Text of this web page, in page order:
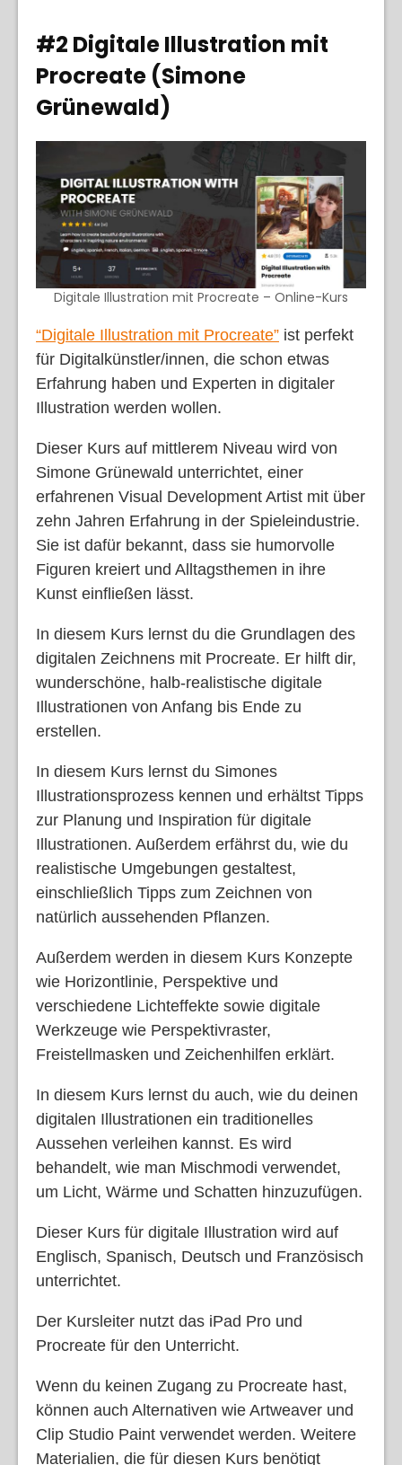
#2 Digitale Illustration mit
Procreate (Simone
Grünewald)
Digitale Illustration mit Procreate – Online-Kurs
“Digitale Illustration mit Procreate” ist perfekt
für Digitalkünstler/innen, die schon etwas
Erfahrung haben und Experten in digitaler
Illustration werden wollen.
Dieser Kurs auf mittlerem Niveau wird von
Simone Grünewald unterrichtet, einer
erfahrenen Visual Development Artist mit über
zehn Jahren Erfahrung in der Spieleindustrie.
Sie ist dafür bekannt, dass sie humorvolle
Figuren kreiert und Alltagsthemen in ihre
Kunst einfließen lässt.
In diesem Kurs lernst du die Grundlagen des
digitalen Zeichnens mit Procreate. Er hilft dir,
wunderschöne, halb-realistische digitale
Illustrationen von Anfang bis Ende zu
erstellen.
In diesem Kurs lernst du Simones
Illustrationsprozess kennen und erhältst Tipps
zur Planung und Inspiration für digitale
Illustrationen. Außerdem erfährst du, wie du
realistische Umgebungen gestaltest,
einschließlich Tipps zum Zeichnen von
natürlich aussehenden Pflanzen.
Außerdem werden in diesem Kurs Konzepte
wie Horizontlinie, Perspektive und
verschiedene Lichteffekte sowie digitale
Werkzeuge wie Perspektivraster,
Freistellmasken und Zeichenhilfen erklärt.
In diesem Kurs lernst du auch, wie du deinen
digitalen Illustrationen ein traditionelles
Aussehen verleihen kannst. Es wird
behandelt, wie man Mischmodi verwendet,
um Licht, Wärme und Schatten hinzuzufügen.
Dieser Kurs für digitale Illustration wird auf
Englisch, Spanisch, Deutsch und Französisch
unterrichtet.
Der Kursleiter nutzt das iPad Pro und
Procreate für den Unterricht.
Wenn du keinen Zugang zu Procreate hast,
können auch Alternativen wie Artweaver und
Clip Studio Paint verwendet werden. Weitere
Materialien, die für diesen Kurs benötigt